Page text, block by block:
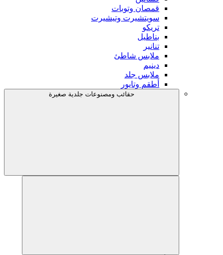
قمصان وتوبات
سويتشيرت وتيشيرت
تريكو
بناطيل
تنانير
ملابس شاطئ
دينيم
ملابس جلد
أطقم وتايور
حقائب ومصنوعات جلدية صغيرة